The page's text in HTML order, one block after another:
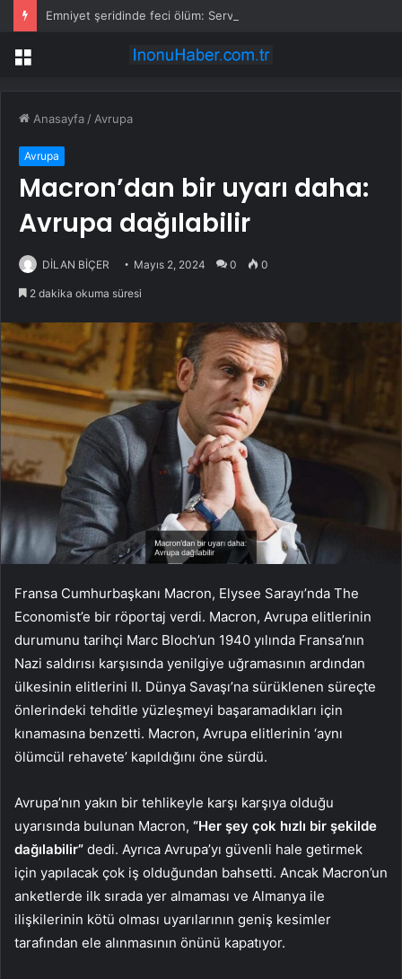
Menü
Anasayfa /Avrupa
Avrupa
Macron’dan bir uyarı daha:
Avrupa dağılabilir
DİLAN BİÇER Mayıs 2, 2024 0 0
2 dakika okuma süresi
Fransa Cumhurbaşkanı Macron, Elysee Sarayı’nda The
Economist’e bir röportaj verdi. Macron, Avrupa elitlerinin
durumunu tarihçi Marc Bloch’un 1940 yılında Fransa’nın
Nazi saldırısı karşısında yenilgiye uğramasının ardından
ülkesinin elitlerini II. Dünya Savaşı’na sürüklenen süreçte
önlerindeki tehditle yüzleşmeyi başaramadıkları için
kınamasına benzetti. Macron, Avrupa elitlerinin ‘aynı
ölümcül rehavete’ kapıldığını öne sürdü.
Avrupa’nın yakın bir tehlikeyle karşı karşıya olduğu
uyarısında bulunan Macron, “Her şey çok hızlı bir şekilde
dağılabilir” dedi. Ayrıca Avrupa’yı güvenli hale getirmek
için yapılacak çok iş olduğundan bahsetti. Ancak Macron’un
anketlerde ilk sırada yer almaması ve Almanya ile
ilişkilerinin kötü olması uyarılarının geniş kesimler
tarafından ele alınmasının önünü kapatıyor.